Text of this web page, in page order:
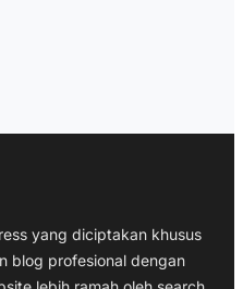
yang diciptakan khusus
blog profesional dengan